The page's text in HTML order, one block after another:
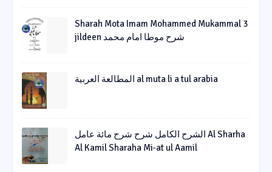
Sharah Mota Imam Mohammed Mukammal 3
jildeen شرح موطا امام محمد
المطالعة العربية al muta li a tul arabia
الشرح الکامل شرح شرح مائة عامل Al Sharha
Al Kamil Sharaha Mi-at ul Aamil